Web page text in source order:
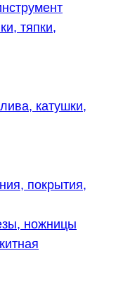
тяпки,
катушки,
покрытия,
ножницы